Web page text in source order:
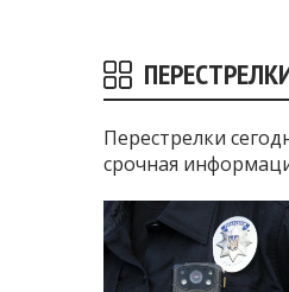
Перестрелки
срочная